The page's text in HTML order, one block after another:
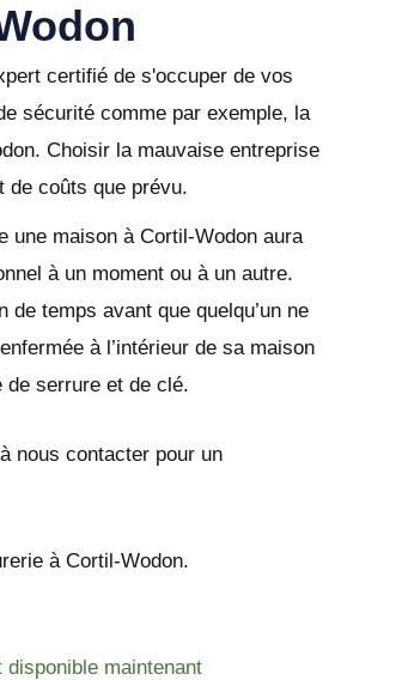
certifié de s'occuper de vos
sécurité comme par exemple, la
Choisir la mauvaise entreprise
de coûts que prévu.
une maison à Cortil-Wodon aura
à un moment ou à un autre.
de temps avant que quelqu’un ne
à l’intérieur de sa maison
de serrure et de clé.
nous contacter pour un
à Cortil-Wodon.
maintenant